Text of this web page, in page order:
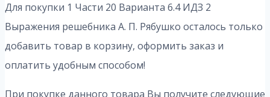
Для покупки 1 Части 20 Варианта 6.4 ИДЗ 2
Выражения решебника А. П. Рябушко осталось только
добавить товар в корзину, оформить заказ и
оплатить удобным способом!
При покупке данного товара Вы получите следующие